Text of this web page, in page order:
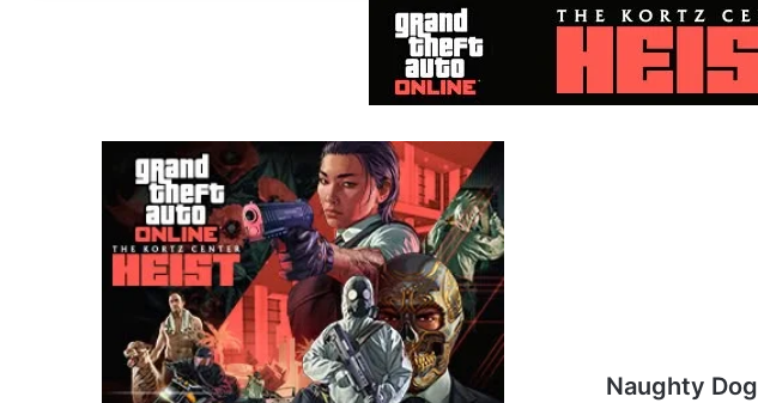
إشاعة غضب سوني من Naughty Dog